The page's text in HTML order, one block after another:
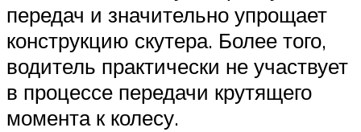
передач и значительно упрощает
конструкцию скутера. Более того,
водитель практически не участвует
в процессе передачи крутящего
момента к колесу.